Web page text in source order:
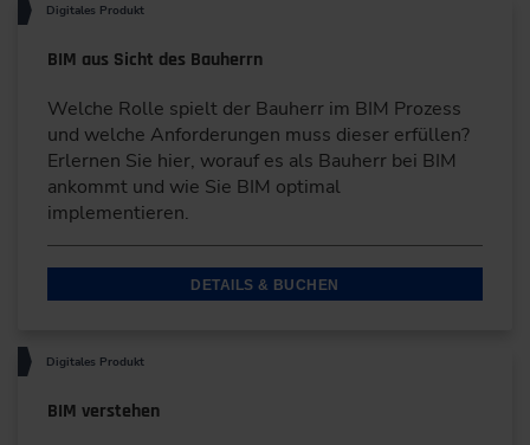
Digitales Produkt
BIM aus Sicht des Bauherrn
Welche Rolle spielt der Bauherr im BIM Prozess
und welche Anforderungen muss dieser erfüllen?
Erlernen Sie hier, worauf es als Bauherr bei BIM
ankommt und wie Sie BIM optimal
implementieren.
DETAILS & BUCHEN
Digitales Produkt
BIM verstehen